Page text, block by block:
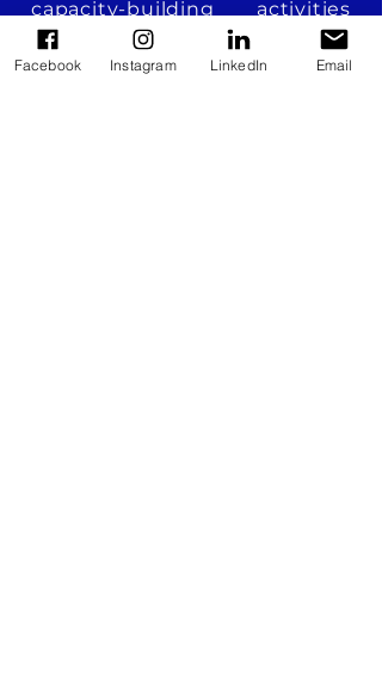
capacity-building activities
and onsite visits in Finland
and Sweden. The project was
Facebook Instagram LinkedIn Email